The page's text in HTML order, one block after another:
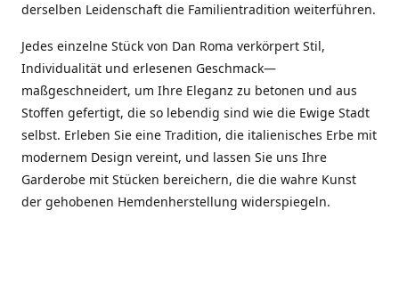
derselben Leidenschaft die Familientradition weiterführen.
Jedes einzelne Stück von Dan Roma verkörpert Stil,
Individualität und erlesenen Geschmack—
maßgeschneidert, um Ihre Eleganz zu betonen und aus
Stoffen gefertigt, die so lebendig sind wie die Ewige Stadt
selbst. Erleben Sie eine Tradition, die italienisches Erbe mit
modernem Design vereint, und lassen Sie uns Ihre
Garderobe mit Stücken bereichern, die die wahre Kunst
der gehobenen Hemdenherstellung widerspiegeln.